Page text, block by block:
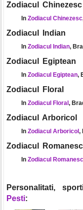
Zodiacul Chinezesc
In Zodiacul Chinezesc
Zodiacul Indian
In Zodiacul Indian,
Zodiacul Egiptean
In Zodiacul Egiptean,
Zodiacul Floral
In Zodiacul Floral ,
Zodiacul Arboricol
In Zodiacul Arboricol ,
Zodiacul Romanesc
In Zodiacul Romanesc
Personalitati,
Pesti: